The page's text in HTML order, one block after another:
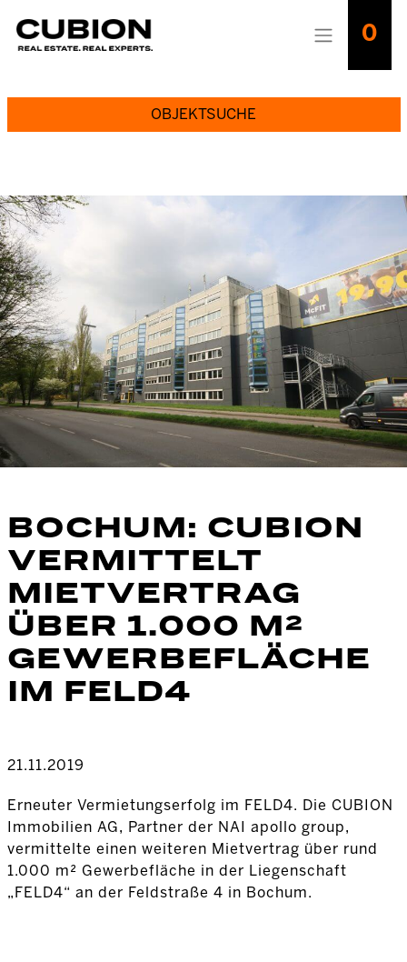
0
OBJEKTSUCHE
BOCHUM: CUBION
VERMITTELT
MIETVERTRAG
ÜBER 1.000 M²
GEWERBEFLÄCHE
IM FELD4
21.11.2019
Erneuter Vermietungserfolg im FELD4. Die CUBION
Immobilien AG, Partner der NAI apollo group,
vermittelte einen weiteren Mietvertrag über rund
1.000 m² Gewerbefläche in der Liegenschaft
„FELD4“ an der Feldstraße 4 in Bochum.